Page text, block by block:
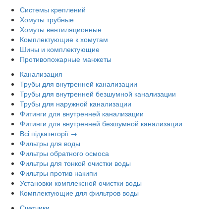
Системы креплений
Хомуты трубные
Хомуты вентиляционные
Комплектующие к хомутам
Шины и комплектующие
Противопожарные манжеты
Канализация
Трубы для внутренней канализации
Трубы для внутренней безшумной канализации
Трубы для наружной канализации
Фитинги для внутренней канализации
Фитинги для внутренней безшумной канализации
Всі підкатегорії →
Фильтры для воды
Фильтры обратного осмоса
Фильтры для тонкой очистки воды
Фильтры против накипи
Установки комплексной очистки воды
Комплектующие для фильтров воды